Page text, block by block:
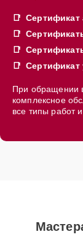
Сертификат
Сертификат
При обращении
комплексное
все типы работ